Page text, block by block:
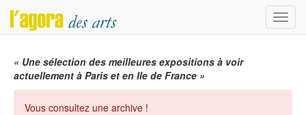
Menu
« Une sélection des meilleures expositions à voir
actuellement à Paris et en Ile de France »
Vous consultez une archive !